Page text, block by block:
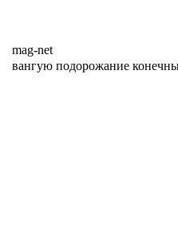
mag-net
вангую подорожание